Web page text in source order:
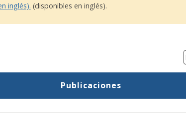
inglés). (disponibles en inglés).
Publicaciones